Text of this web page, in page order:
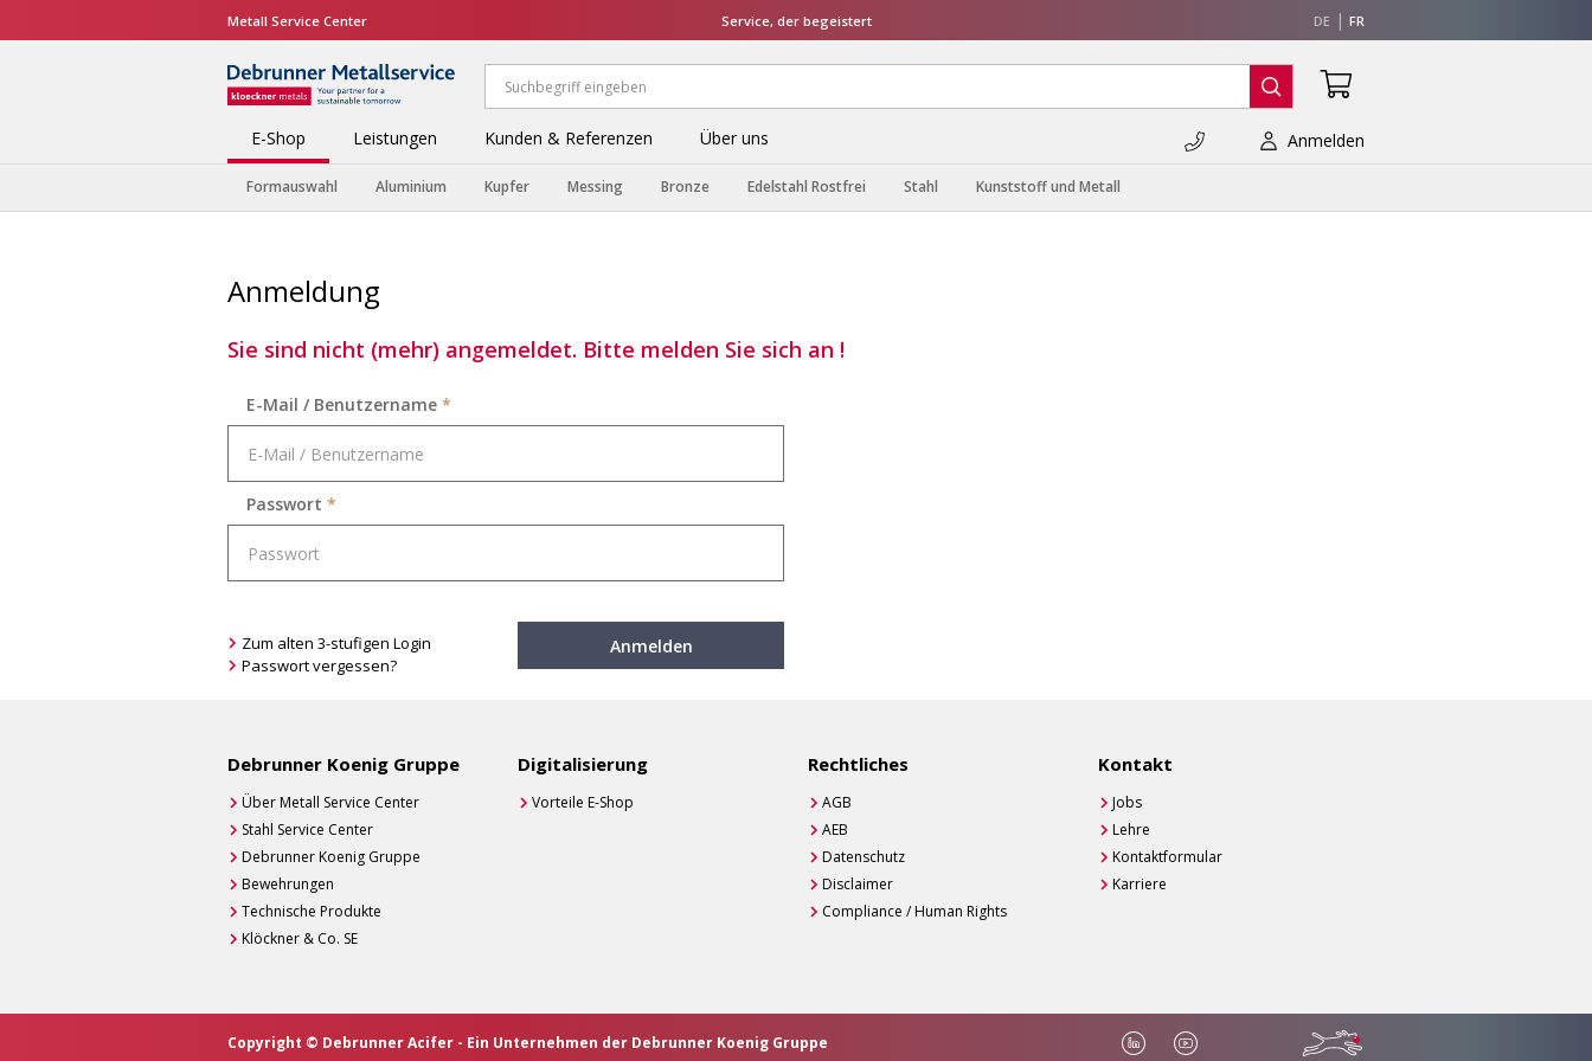
Metall Service Center Service, der begeistert DE FR
E-Shop Leistungen Kunden & Referenzen Über uns
Formauswahl Aluminium Kupfer Messing Bronze Edelstahl Rostfrei Stahl Kunststoff und Metall
Anmelden
Anmeldung
Sie sind nicht (mehr) angemeldet. Bitte melden Sie sich an !
E-Mail / Benutzername *
Passwort *
Zum alten 3-stufigen Login
Passwort vergessen?
Anmelden
Debrunner Koenig Gruppe
Über Metall Service Center
Stahl Service Center
Debrunner Koenig Gruppe
Bewehrungen
Technische Produkte
Klöckner & Co. SE
Digitalisierung
Vorteile E-Shop
Rechtliches
AGB
AEB
Datenschutz
Disclaimer
Compliance / Human Rights
Kontakt
Jobs
Lehre
Kontaktformular
Karriere
Copyright © Debrunner Acifer - Ein Unternehmen der Debrunner Koenig Gruppe